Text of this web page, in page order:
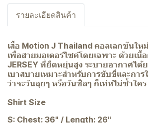
รายละเอียดสินค้า
เสื้อ Motion J Thailand คอลเลกชันให
เพื่อสายมอเตอร์ไซค์โดยเฉพาะ ด้วยเนื้
JERSEY ที่ยืดหยุ่นสูง ระบายอากาศได้
เบาสบายเหมาะสำหรับการขับขี่และกา
ว่าจะวันลุยๆ หรือวันชิลๆ ก็เท่ห์ไม่ซ้ำใคร
Shirt Size
S: Chest: 36" / Length: 26"